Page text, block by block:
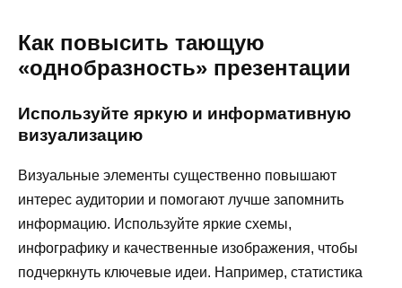
Как повысить тающую
«однобразность» презентации
Используйте яркую и информативную
визуализацию
Визуальные элементы существенно повышают
интерес аудитории и помогают лучше запомнить
информацию. Используйте яркие схемы,
инфографику и качественные изображения, чтобы
подчеркнуть ключевые идеи. Например, статистика